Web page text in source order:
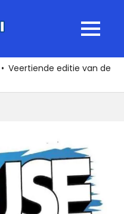
MENU
Veertiende editie van de